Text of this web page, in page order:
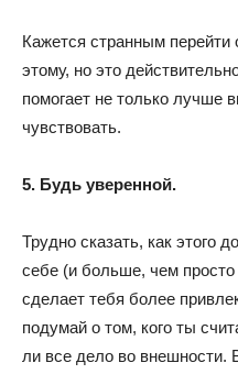
Кажется странным перейти
этому, но это
помогает не только лучше
чувствовать.
5. Будь уверенной.
Трудно сказать, как этого
себе (и больше, чем
сделает тебя более
подумай о том, кого ты
ли все дело во внешности.